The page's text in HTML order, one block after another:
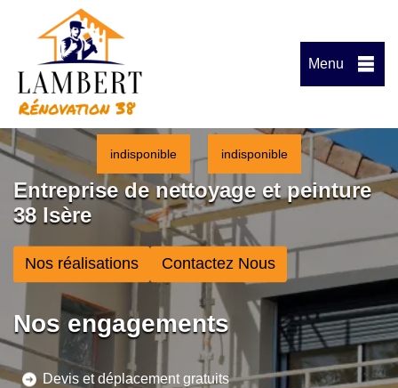
Menu
indisponible indisponible
Entreprise de nettoyage et peinture
38 Isère
Nos réalisations Contactez Nous
Nos engagements
Devis et déplacement gratuits